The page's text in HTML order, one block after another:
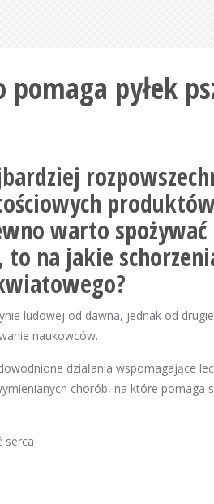
pyłek
produktów
warto spożywać
na jakie
ludowej od dawna, jednak od
naukowców.
działania wspomagające
chorób, na które pomaga
serca